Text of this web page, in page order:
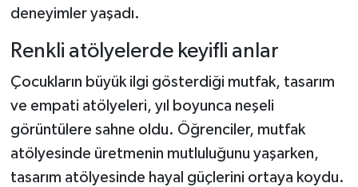
deneyimler yaşadı.
Renkli atölyelerde keyifli anlar
Çocukların büyük ilgi gösterdiği mutfak, tasarım
ve empati atölyeleri, yıl boyunca neşeli
görüntülere sahne oldu. Öğrenciler, mutfak
atölyesinde üretmenin mutluluğunu yaşarken,
tasarım atölyesinde hayal güçlerini ortaya koydu.